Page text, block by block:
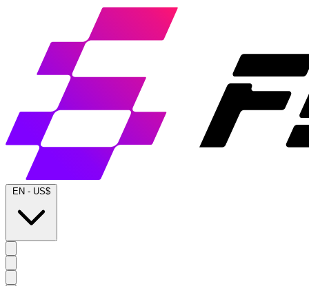
EN - US$